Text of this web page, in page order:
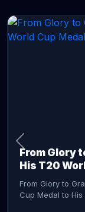
From Glory
His T20
From Glory to
Cup Medal to His